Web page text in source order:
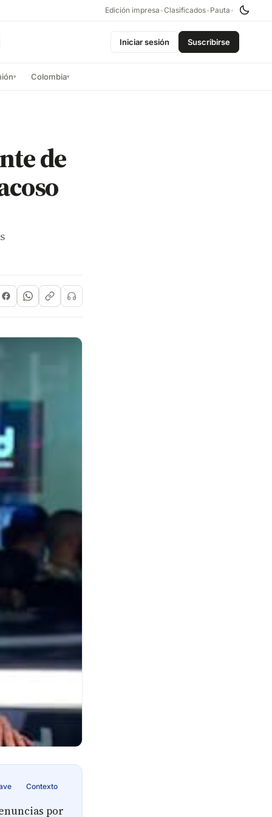
Edición impresa •Clasificados• Pauta •
Iniciar sesión Suscribirse
▾ Colombia▾
de
Contexto
por